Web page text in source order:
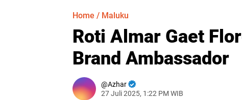
Home / Maluku
Roti Almar Gaet
Brand Ambassador
Azhar
27 Juli 2025, 1:22 PM WIB